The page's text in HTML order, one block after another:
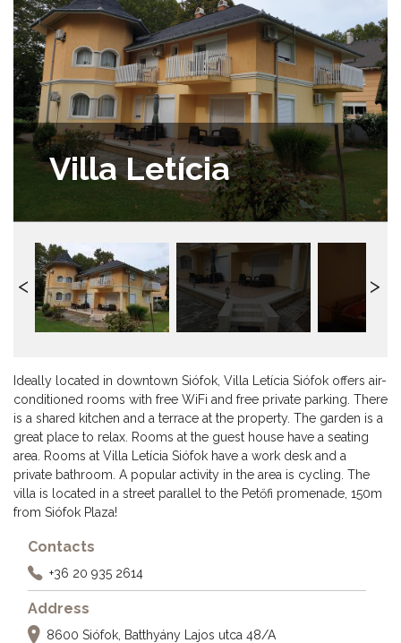
Villa Letícia
Ideally located in downtown Siófok, Villa Letícia Siófok offers air-
conditioned rooms with free WiFi and free private parking. There
is a shared kitchen and a terrace at the property. The garden is a
great place to relax. Rooms at the guest house have a seating
area. Rooms at Villa Letícia Siófok have a work desk and a
private bathroom. A popular activity in the area is cycling. The
villa is located in a street parallel to the Petőfi promenade, 150m
from Siófok Plaza!
Contacts
+36 20 935 2614
Address
8600 Siófok, Batthyány Lajos utca 48/A